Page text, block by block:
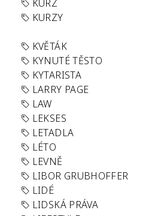
KURZ
KURZY
KVĚTÁK
KYNUTÉ TĚSTO
KYTARISTA
LARRY PAGE
LAW
LEKSES
LETADLA
LÉTO
LEVNĚ
LIBOR GRUBHOFFER
LIDÉ
LIDSKÁ PRÁVA